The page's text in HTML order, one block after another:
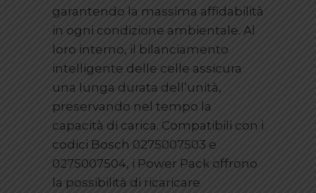
garantendo la massima affidabilità
in ogni condizione ambientale. Al
loro interno, il bilanciamento
intelligente delle celle assicura
una lunga durata dell’unità,
preservando nel tempo la
capacità di carica. Compatibili con i
codici Bosch 0275007503 e
0275007504, i Power Pack offrono
la possibilità di ricaricare